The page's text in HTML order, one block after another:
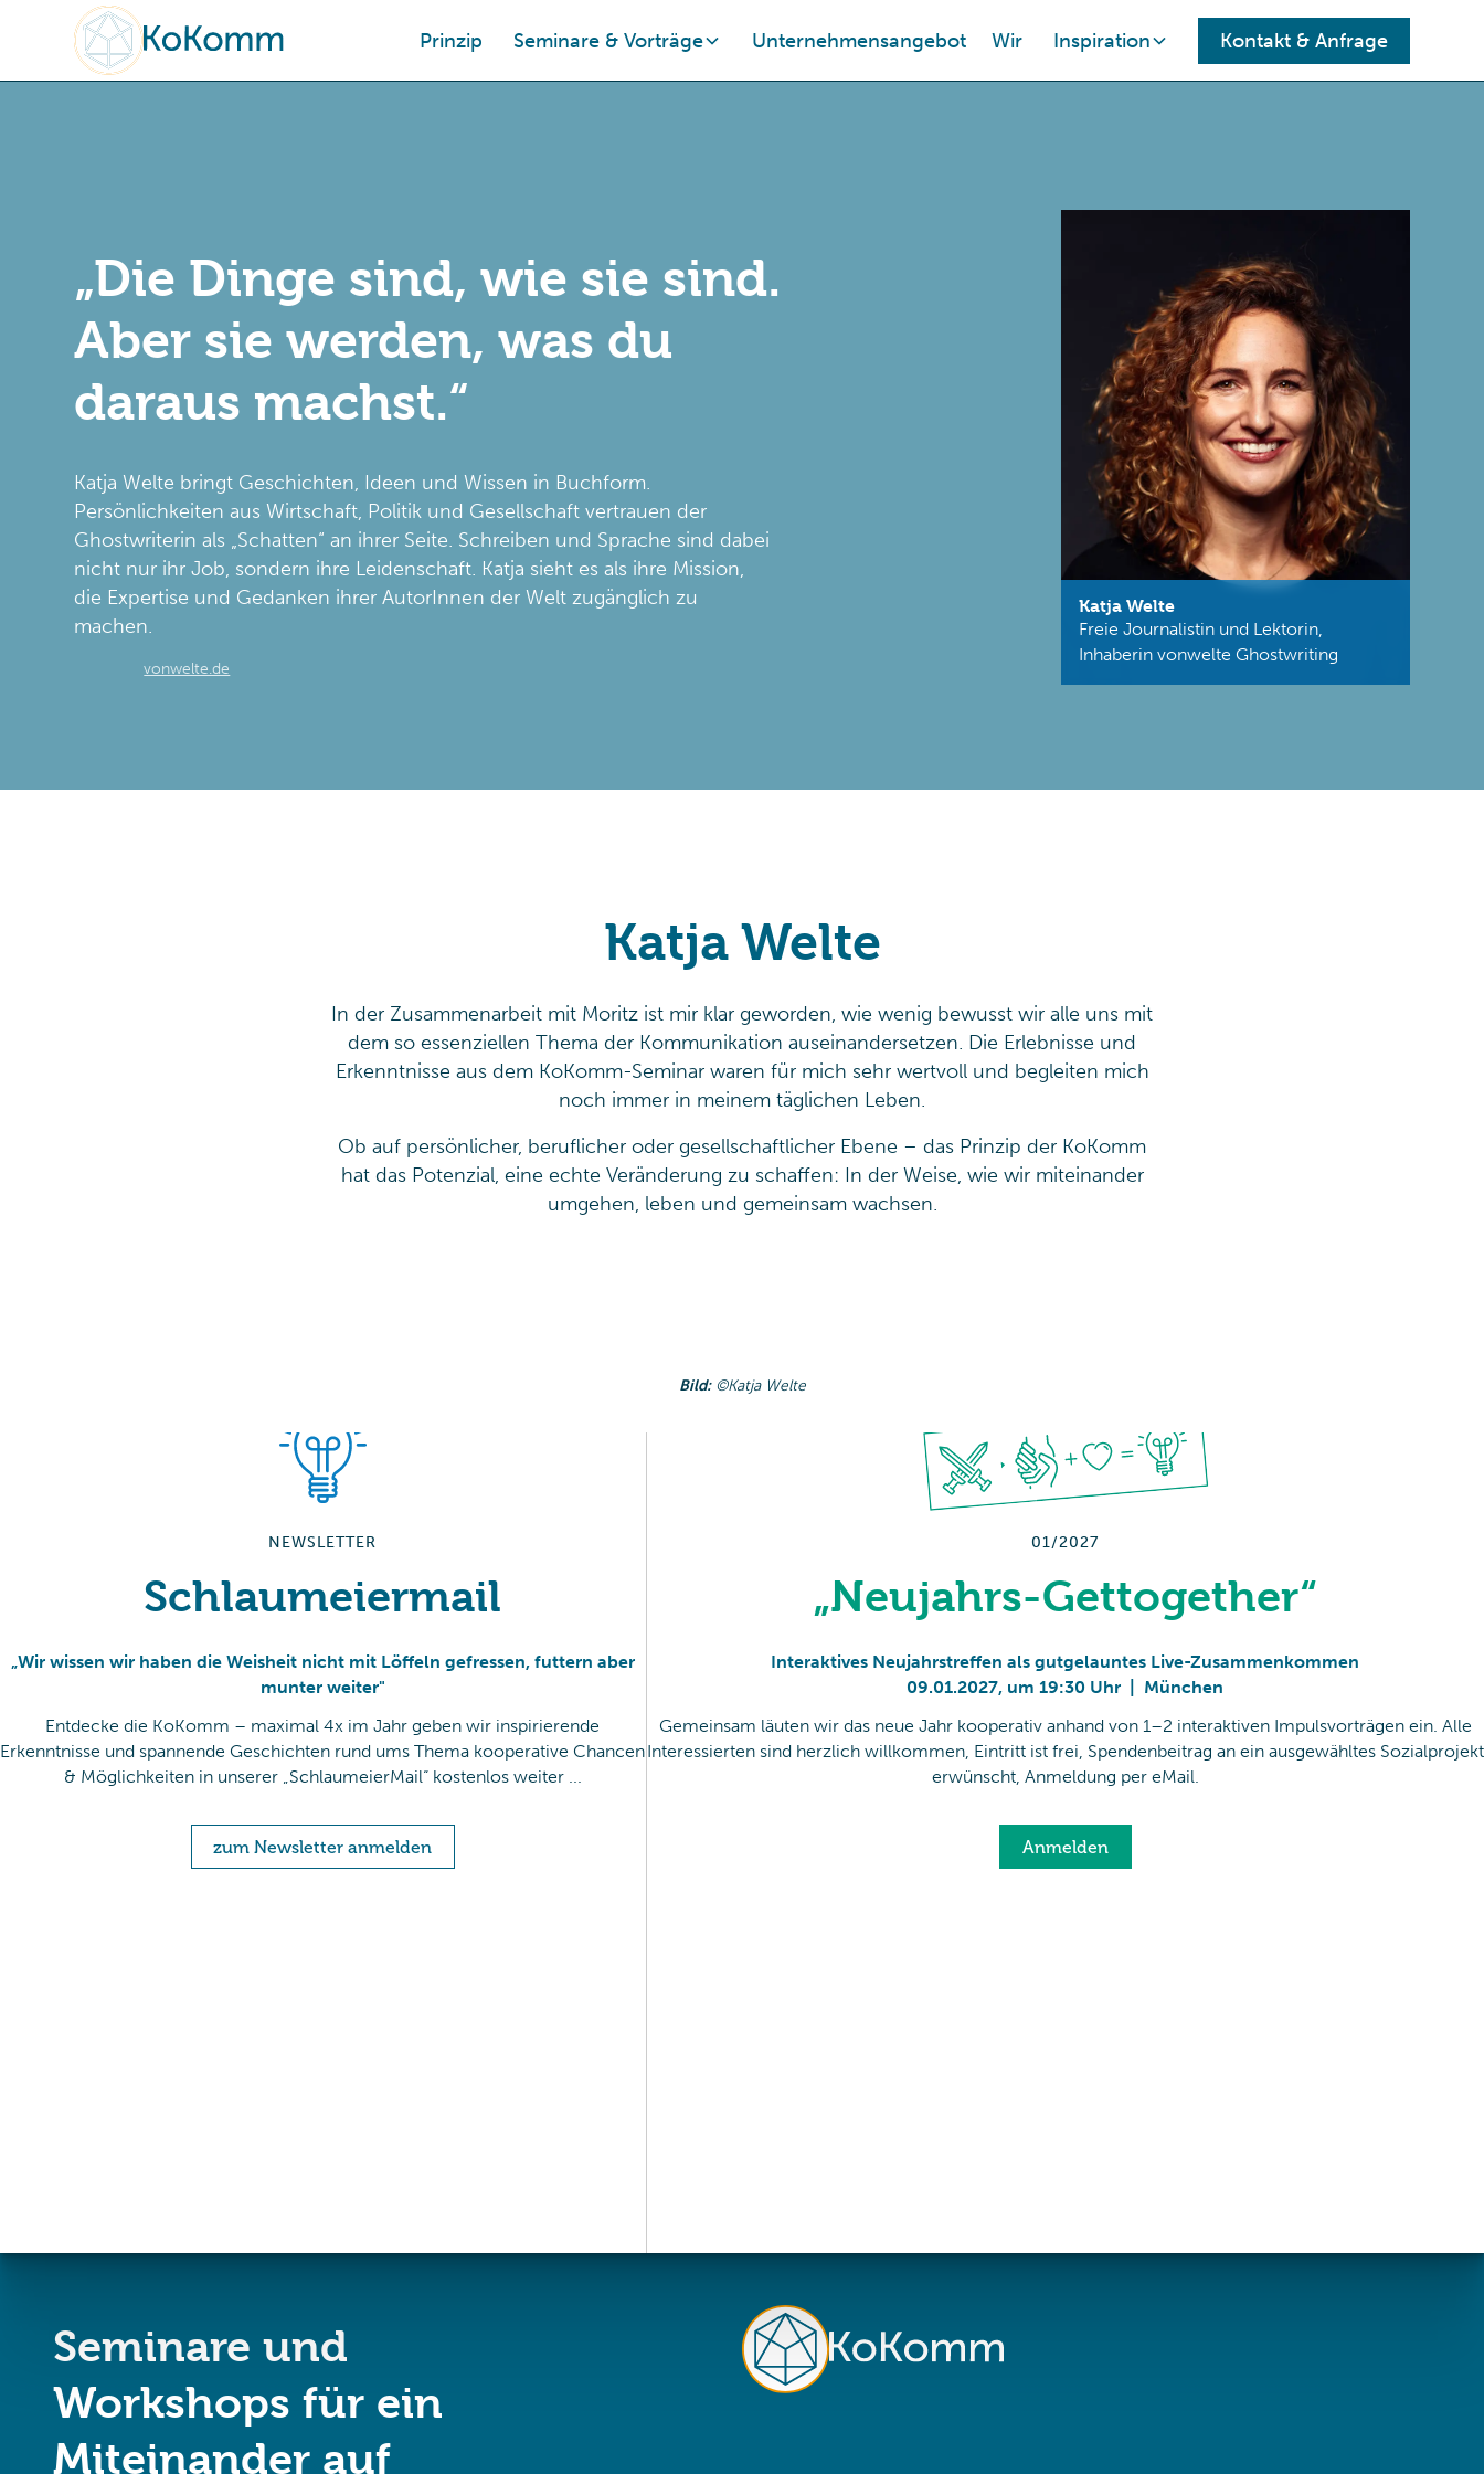
Prinzip Seminare & Vorträge Unternehmensangebot Wir Inspiration Kontakt & Anfrage
„Die Dinge sind, wie sie sind.
Aber sie werden, was du
daraus machst.“
Katja Welte bringt Geschichten, Ideen und Wissen in Buchform.
Persönlichkeiten aus Wirtschaft, Politik und Gesellschaft vertrauen der
Ghostwriterin als „Schatten“ an ihrer Seite. Schreiben und Sprache sind dabei
nicht nur ihr Job, sondern ihre Leidenschaft. Katja sieht es als ihre Mission,
die Expertise und Gedanken ihrer AutorInnen der Welt zugänglich zu
machen.
vonwelte.de
Katja Welte
Freie Journalistin und Lektorin,
Inhaberin vonwelte Ghostwriting
Katja Welte
In der Zusammenarbeit mit Moritz ist mir klar geworden, wie wenig bewusst wir alle uns mit
dem so essenziellen Thema der Kommunikation auseinandersetzen. Die Erlebnisse und
Erkenntnisse aus dem KoKomm-Seminar waren für mich sehr wertvoll und begleiten mich
noch immer in meinem täglichen Leben.
Ob auf persönlicher, beruflicher oder gesellschaftlicher Ebene – das Prinzip der KoKomm
hat das Potenzial, eine echte Veränderung zu schaffen: In der Weise, wie wir miteinander
umgehen, leben und gemeinsam wachsen.
Bild:©Katja Welte
NEWSLETTER
Schlaumeiermail
„Wir wissen wir haben die Weisheit nicht mit Löffeln gefressen, futtern aber
munter weiter"
Entdecke die KoKomm – maximal 4x im Jahr geben wir inspirierende
Erkenntnisse und spannende Geschichten rund ums Thema kooperative Chancen
& Möglichkeiten in unserer „SchlaumeierMail“ kostenlos weiter ...
zum Newsletter anmelden
01/2027
„Neujahrs-Gettogether“
Interaktives Neujahrstreffen als gutgelauntes Live-Zusammenkommen
09.01.2027, um 19:30 Uhr
München
Gemeinsam läuten wir das neue Jahr kooperativ anhand von 1–2 interaktiven Impulsvorträgen ein. Alle
Interessierten sind herzlich willkommen, Eintritt ist frei, Spendenbeitrag an ein ausgewähltes Sozialprojekt
erwünscht, Anmeldung per eMail.
Anmelden
Seminare und
Workshops für ein
Miteinander auf